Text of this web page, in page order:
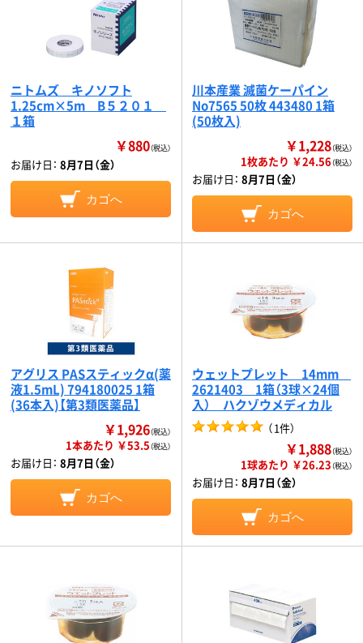
ニトムズ キノソフト
1.25cm×5m B５２０１
１箱
￥880（税込）
お届け日： 8月7日（金）
カゴへ
川本産業 滅菌ケーパイン
No7565 50枚 443480 1箱
(50枚入)
￥1,228（税込）
1枚あたり ￥24.56（税込）
お届け日： 8月7日（金）
カゴへ
アグリス PASスティックα(薬
液1.5mL) 794180025 1箱
(36本入)【第3類医薬品】
￥1,926（税込）
1本あたり ￥53.5（税込）
お届け日： 8月7日（金）
カゴへ
ウェットプレット 14mm
2621403 1箱（3球×24個
入） ハクゾウメディカル
（1件）
￥1,888（税込）
1球あたり ￥26.23（税込）
お届け日： 8月7日（金）
カゴへ